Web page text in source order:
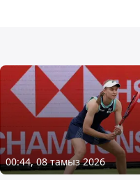
00:44, 08 тамыз 2026